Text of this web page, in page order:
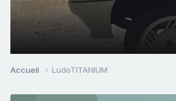
Accueil LudoTITANIUM